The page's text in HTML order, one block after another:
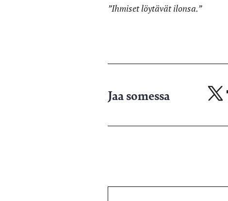
”Ihmiset löytävät ilonsa.”
Jaa somessa
Jaa